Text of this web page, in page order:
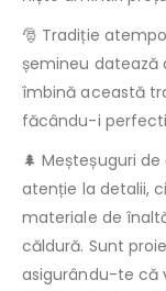
🎅 Tradiție
șemineu datează
îmbină această
făcându-i
🌲 Meșteșuguri
atenție la detalii,
materiale de
căldură. Sunt
asigurându-te că